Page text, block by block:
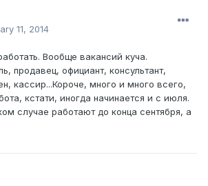
11, 2014
Вообще вакансий куча.
продавец, официант, консультант,
кассир...Короче, много и много всего,
кстати, иногда начинается и с июля.
случае работают до конца сентября, а